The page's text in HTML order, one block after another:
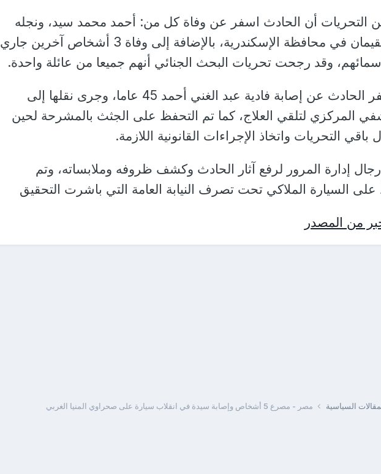
التحريات أن الحادث اسفر عن وفاة كل من: أحمد محمد سيد، ونجله
أحمد، يقيمان في محافظة الإسكندرية، بالإضافة إلى وفاة 3 أشخاص آخرين جاري
وقد رجحت تحريات البحث الجنائي أنهم جميعا من عائلة واحدة.
كما أسفر الحادث عن إصابة فادية عبد الغني أحمد 45 عاما، وجرى نقلها إلى
المركزي لتلقي العلاج، كما تم التحفظ على الجثث بالمشرحة لحين
باقي التحريات واتخاذ الإجراءات القانونية اللازمة.
إدارة المرور لرفع آثار الحادث وكشف ظروفه وملابساته، وتم
على السيارة الملاكي تحت تصرف النيابة العامة التي باشرت التحقيق
من المصدر
السياسية مصر - مصرع 5 أشخاص وإصابة سيدة في انقلاب سيارة على صحراوي المنيا الغربي